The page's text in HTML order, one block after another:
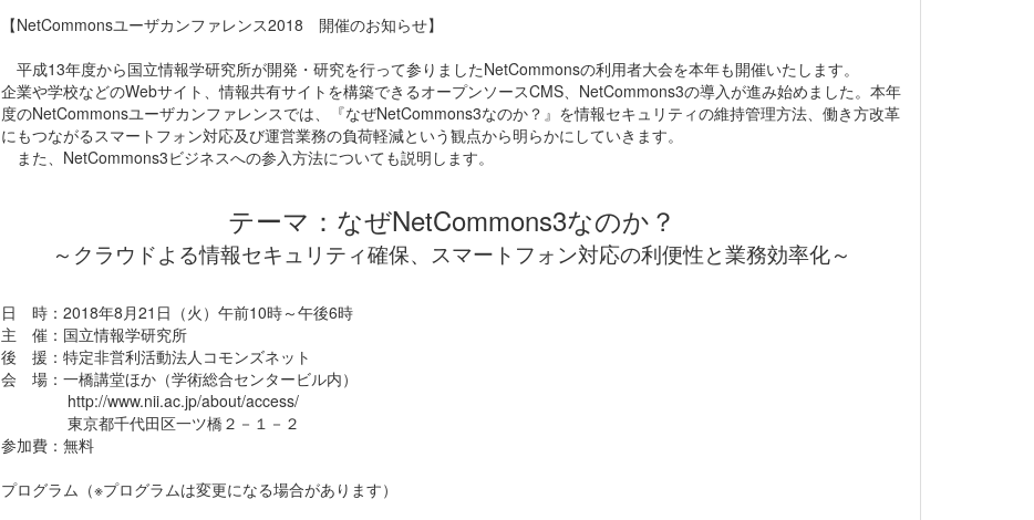
【NetCommonsユーザカンファレンス2018 開催のお知らせ】
平成13年度から国立情報学研究所が開発・研究を行って参りましたNetCommonsの利用者大会を本年も開催いたします。
企業や学校などのWebサイト、情報共有サイトを構築できるオープンソースCMS、NetCommons3の導入が進み始めました。本年
度のNetCommonsユーザカンファレンスでは、『なぜNetCommons3なのか？』を情報セキュリティの維持管理方法、働き方改革
にもつながるスマートフォン対応及び運営業務の負荷軽減という観点から明らかにしていきます。
また、NetCommons3ビジネスへの参入方法についても説明します。
テーマ：なぜNetCommons3なのか？
～クラウドよる情報セキュリティ確保、スマートフォン対応の利便性と業務効率化～
日 時：2018年8月21日（火）午前10時～午後6時
主 催：国立情報学研究所
後 援：特定非営利活動法人コモンズネット
会 場：一橋講堂ほか（学術総合センタービル内）
http://www.nii.ac.jp/about/access/
東京都千代田区一ツ橋２－１－２
参加費：無料
プログラム（※プログラムは変更になる場合があります）